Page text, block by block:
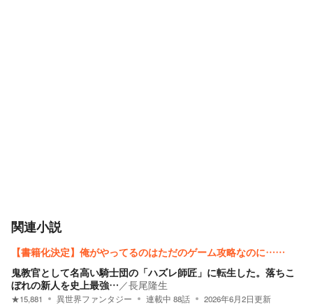
関連小説
【書籍化決定】俺がやってるのはただのゲーム攻略なのに……
鬼教官として名高い騎士団の「ハズレ師匠」に転生した。落ちこ
ぼれの新人を史上最強… ／長尾隆生
★15,881 異世界ファンタジー 連載中 88話 2026年6月2日更新